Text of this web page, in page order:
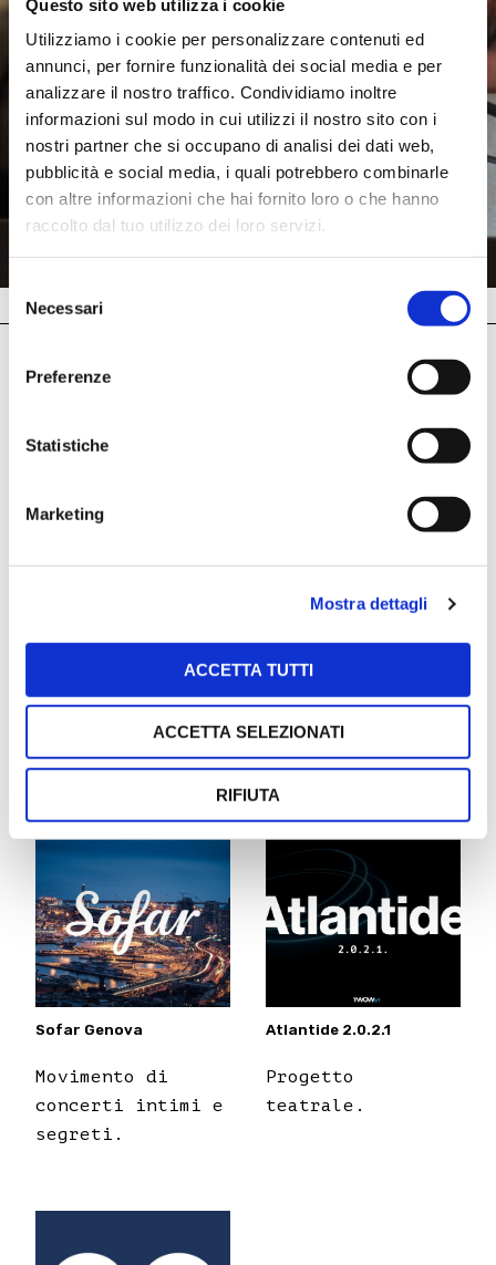
Questo sito web utilizza i cookie
Utilizziamo i cookie per personalizzare contenuti ed
annunci, per fornire funzionalità dei social media e per
analizzare il nostro traffico. Condividiamo inoltre
informazioni sul modo in cui utilizzi il nostro sito con i
nostri partner che si occupano di analisi dei dati web,
pubblicità e social media, i quali potrebbero combinarle
con altre informazioni che hai fornito loro o che hanno
raccolto dal tuo utilizzo dei loro servizi.
Selezione
delNecessari
Preferenze
Statistiche
Marketing
Mostra dettagli
ACCETTA TUTTI
ACCETTA SELEZIONATI
RIFIUTA
Abbiamo ospitato
Una città, una
immaginaria.
Toscana
Photographic
Workshop.
Sofar Genova
Movimento di
concerti intimi e
segreti.
Atlantide 2.0.2.1
Progetto
teatrale.